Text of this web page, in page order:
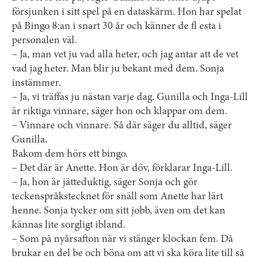
försjunken i sitt spel på en dataskärm. Hon har spelat
på Bingo 8:an i snart 30 år och känner de fl esta i
personalen väl.
– Ja, man vet ju vad alla heter, och jag antar att de vet
vad jag heter. Man blir ju bekant med dem. Sonja
instämmer.
– Ja, vi träffas ju nästan varje dag. Gunilla och Inga-Lill
är riktiga vinnare, säger hon och klappar om dem.
– Vinnare och vinnare. Så där säger du alltid, säger
Gunilla.
Bakom dem hörs ett bingo.
– Det där är Anette. Hon är döv, förklarar Inga-Lill.
– Ja, hon är jätteduktig, säger Sonja och gör
teckenspråkstecknet för snäll som Anette har lärt
henne. Sonja tycker om sitt jobb, även om det kan
kännas lite sorgligt ibland.
– Som på nyårsafton när vi stänger klockan fem. Då
brukar en del be och böna om att vi ska köra lite till så